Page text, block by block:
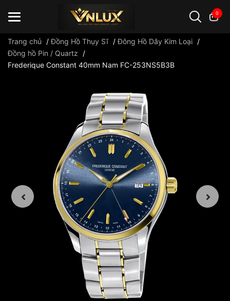
0
Đồng hồ casio đồng hồ G-Shock đồng hồ Orient ...
Trang chủ /Đồng Hồ Thụy Sĩ /Đông Hồ Dây Kim Loại /
Đồng hồ Pin / Quartz
/
Frederique Constant 40mm Nam FC-253NS5B3B